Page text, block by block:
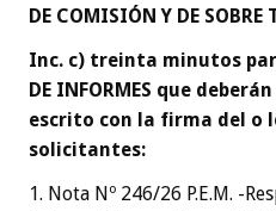
DE COMISIÓN Y DE SOBRE
Inc. c) treinta minutos
DE INFORMES que
escrito con la firma del o
solicitantes:
1. Nota Nº 246/26 P.E.M. -